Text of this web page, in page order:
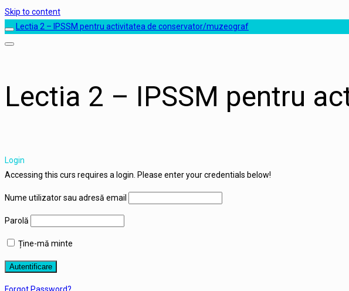
Skip to content
Lectia 2 – IPSSM pentru activitatea de conservator/muzeograf
Lectia 2 – IPSSM pentru
Login
Accessing this curs requires a login. Please enter your credentials below!
Nume utilizator sau adresă email
Parolă
Ține-mă minte